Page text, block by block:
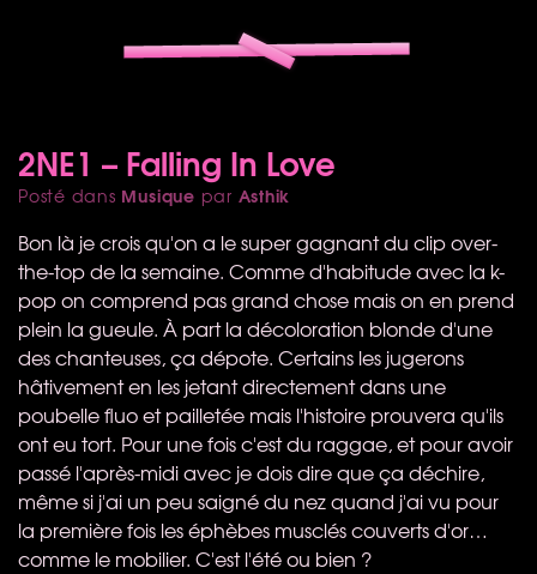
2NE1 – Falling In Love
Posté dans Musique par Asthik
Bon là je crois qu'on a le super gagnant du clip over-
the-top de la semaine. Comme d'habitude avec la k-
pop on comprend pas grand chose mais on en prend
plein la gueule. À part la décoloration blonde d'une
des chanteuses, ça dépote. Certains les jugerons
hâtivement en les jetant directement dans une
poubelle fluo et pailletée mais l'histoire prouvera qu'ils
ont eu tort. Pour une fois c'est du raggae, et pour avoir
passé l'après-midi avec je dois dire que ça déchire,
même si j'ai un peu saigné du nez quand j'ai vu pour
la première fois les éphèbes musclés couverts d'or…
comme le mobilier. C'est l'été ou bien ?